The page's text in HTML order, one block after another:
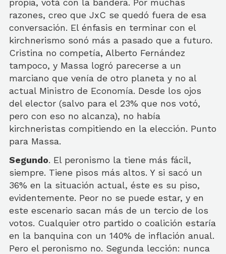
propia, votá con la bandera. Por muchas
razones, creo que JxC se quedó fuera de esa
conversación. El énfasis en terminar con el
kirchnerismo sonó más a pasado que a futuro.
Cristina no competía, Alberto Fernández
tampoco, y Massa logró parecerse a un
marciano que venía de otro planeta y no al
actual Ministro de Economía. Desde los ojos
del elector (salvo para el 23% que nos votó,
pero con eso no alcanza), no había
kirchneristas compitiendo en la elección. Punto
para Massa.
Segundo. El peronismo la tiene más fácil,
siempre. Tiene pisos más altos. Y si sacó un
36% en la situación actual, éste es su piso,
evidentemente. Peor no se puede estar, y en
este escenario sacan más de un tercio de los
votos. Cualquier otro partido o coalición estaría
en la banquina con un 140% de inflación anual.
Pero el peronismo no. Segunda lección: nunca